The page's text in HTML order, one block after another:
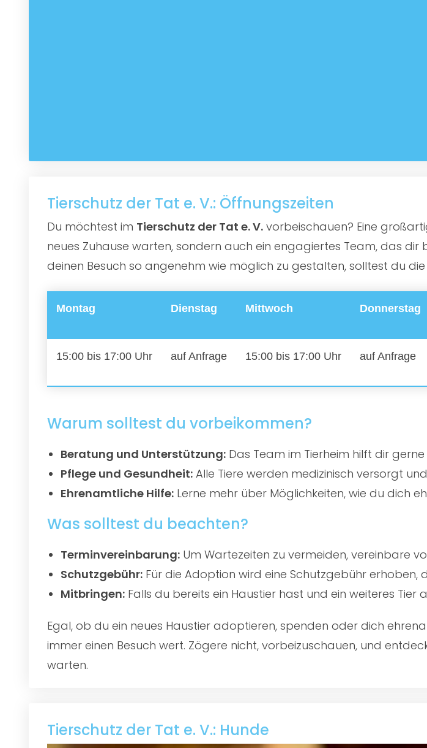
Tierschutz der Tat e. V.: Öffnungszeiten
Du möchtest im Tierschutz der Tat e. V. vorbeischauen? Eine
neues Zuhause warten, sondern auch ein engagiertes Team, das
deinen Besuch so angenehm wie möglich zu gestalten, solltest du
Montag Dienstag Mittwoch Donnerstag
15:00 bis 17:00 Uhr auf Anfrage 15:00 bis 17:00 Uhr auf Anfrage
Warum solltest du vorbeikommen?
Beratung und Unterstützung: Das Team im Tierheim hilft dir
Pflege und Gesundheit: Alle Tiere werden medizinisch versorgt
Ehrenamtliche Hilfe: Lerne mehr über Möglichkeiten, wie du dich
Was solltest du beachten?
Terminvereinbarung: Um Wartezeiten zu vermeiden, vereinbare
Schutzgebühr: Für die Adoption wird eine Schutzgebühr erhoben,
Mitbringen: Falls du bereits ein Haustier hast und ein weiteres
Egal, ob du ein neues Haustier adoptieren, spenden oder dich
immer einen Besuch wert. Zögere nicht, vorbeizuschauen, und
warten.
Tierschutz der Tat e. V.: Hunde